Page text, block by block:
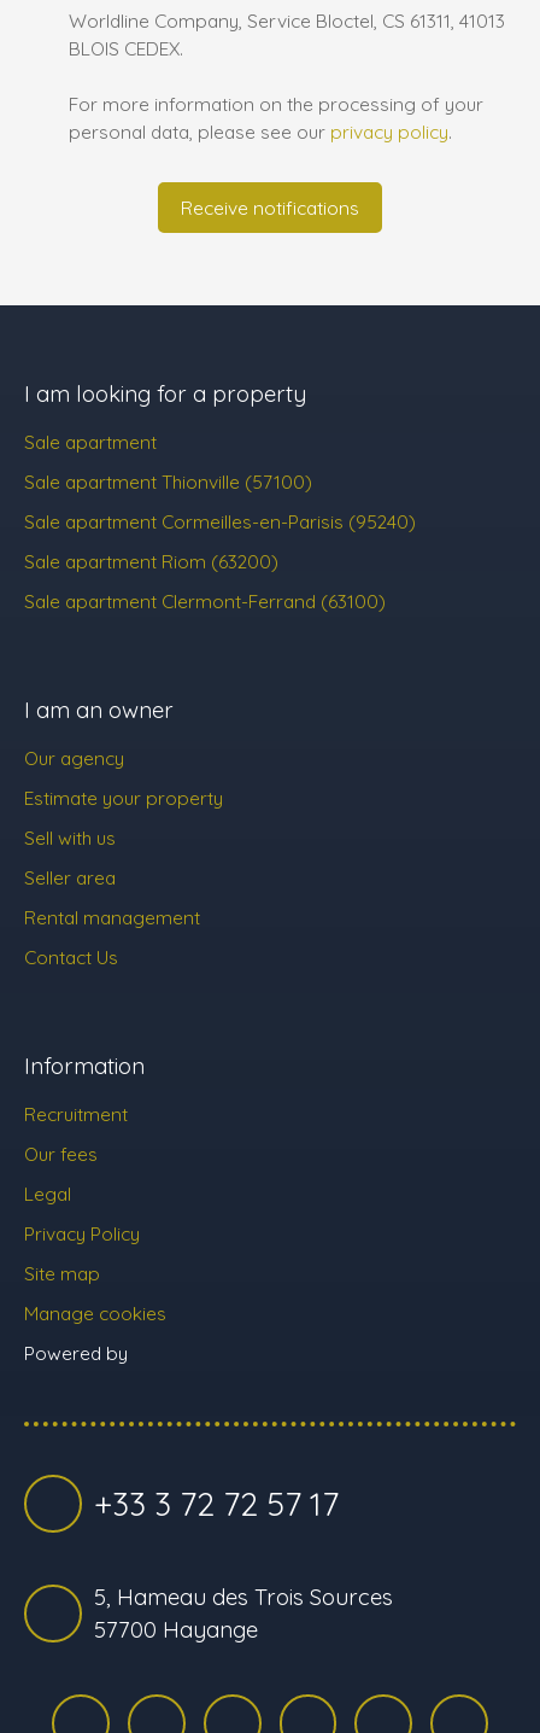
Worldline Company, Service Bloctel, CS 61311, 41013
BLOIS CEDEX.
For more information on the processing of your
personal data, please see our privacy policy.
Receive notifications
I am looking for a property
Sale apartment
Sale apartment Thionville (57100)
Sale apartment Cormeilles-en-Parisis (95240)
Sale apartment Riom (63200)
Sale apartment Clermont-Ferrand (63100)
I am an owner
Our agency
Estimate your property
Sell with us
Seller area
Rental management
Contact Us
Information
Recruitment
Our fees
Legal
Privacy Policy
Site map
Manage cookies
Powered by
+33 3 72 72 57 17
5, Hameau des Trois Sources
57700 Hayange